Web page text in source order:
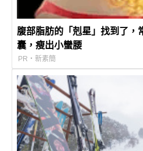
腹部脂肪的「剋星」找到了，
囊，瘦出小蠻腰
PR・新素簡